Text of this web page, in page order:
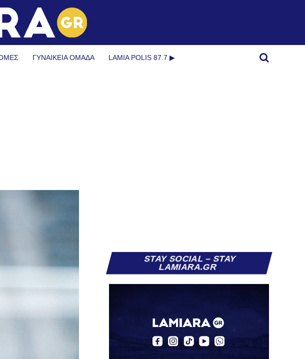
ΓΥΝΑΙΚΕΊΑ ΟΜΆΔΑ LAMIA POLIS 87.7 ▶︎
STAY SOCIAL – STAY
LAMIARA.GR